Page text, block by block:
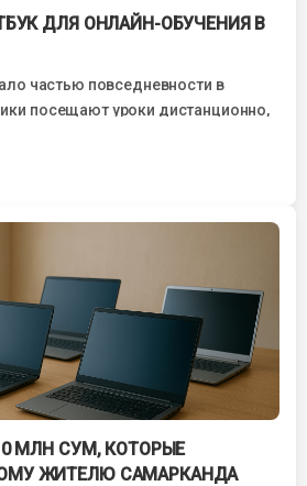
ДЛЯ ОНЛАЙН-ОБУЧЕНИЯ В
частью повседневности в
посещают уроки дистанционно,
через Zoom, специалисты
МЛН СУМ, КОТОРЫЕ
ЖИТЕЛЮ САМАРКАНДА